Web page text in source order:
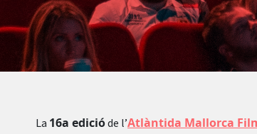
La 16a edicióde l’Atlàntida Mallorca